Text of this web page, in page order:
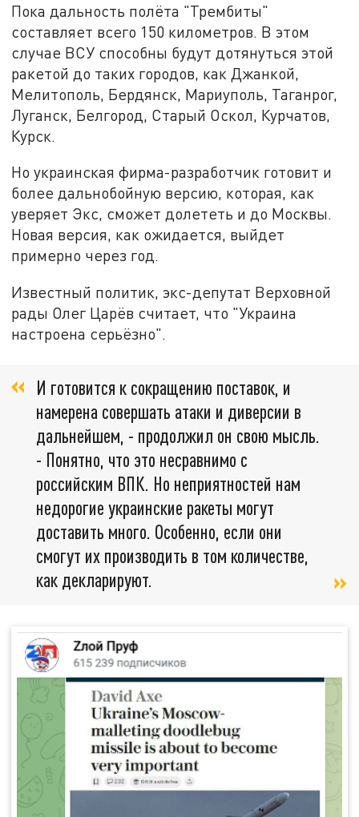
Пока дальность полёта "Трембиты"
составляет всего 150 километров. В этом
случае ВСУ способны будут дотянуться этой
ракетой до таких городов, как Джанкой,
Мелитополь, Бердянск, Мариуполь, Таганрог,
Луганск, Белгород, Старый Оскол, Курчатов,
Курск.
Но украинская фирма-разработчик готовит и
более дальнобойную версию, которая, как
уверяет Экс, сможет долететь и до Москвы.
Новая версия, как ожидается, выйдет
примерно через год.
Известный политик, экс-депутат Верховной
рады Олег Царёв считает, что "Украина
настроена серьёзно".
И готовится к сокращению поставок, и
намерена совершать атаки и диверсии в
дальнейшем, - продолжил он свою мысль.
- Понятно, что это несравнимо с
российским ВПК. Но неприятностей нам
недорогие украинские ракеты могут
доставить много. Особенно, если они
смогут их производить в том количестве,
как декларируют.